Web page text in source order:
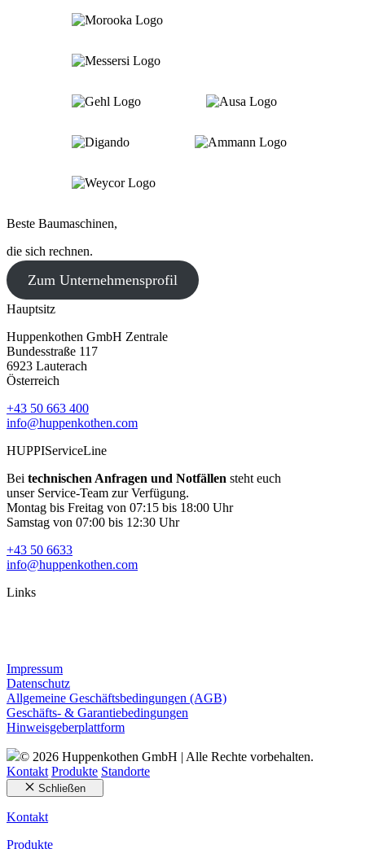
Beste Baumaschinen,
die sich rechnen.
Zum Unternehmensprofil
Hauptsitz
Huppenkothen GmbH Zentrale
Bundesstraße 117
6923 Lauterach
Österreich
+43 50 663 400
info@huppenkothen.com
HUPPIServiceLine
Bei technischen Anfragen und Notfällen steht euch
unser Service-Team zur Verfügung.
Montag bis Freitag von 07:15 bis 18:00 Uhr
Samstag von 07:00 bis 12:30 Uhr
+43 50 6633
info@huppenkothen.com
Links
Impressum
Datenschutz
Allgemeine Geschäftsbedingungen (AGB)
Geschäfts- & Garantiebedingungen
Hinweisgeberplattform
© 2026 Huppenkothen GmbH | Alle Rechte vorbehalten.
Kontakt Produkte Standorte
Schließen
Kontakt
Produkte